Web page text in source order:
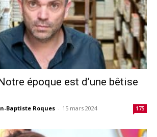
époque est d’une bêtise
Baptiste Roques - 15 mars 2024 175